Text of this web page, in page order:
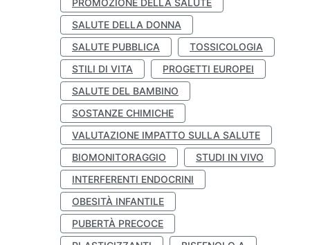
PROMOZIONE DELLA SALUTE
SALUTE DELLA DONNA
SALUTE PUBBLICA
TOSSICOLOGIA
STILI DI VITA
PROGETTI EUROPEI
SALUTE DEL BAMBINO
SOSTANZE CHIMICHE
VALUTAZIONE IMPATTO SULLA SALUTE
BIOMONITORAGGIO
STUDI IN VIVO
INTERFERENTI ENDOCRINI
OBESITÀ INFANTILE
PUBERTÀ PRECOCE